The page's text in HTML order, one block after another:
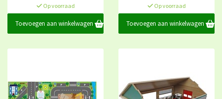
Op voorraad
Toevoegen aan winkelwagen
Op voorraad
Toevoegen aan winkelwagen